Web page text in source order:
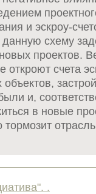
и эскроу-
схему
проектов.
откроют счета
объектов,
и,
в новые
.